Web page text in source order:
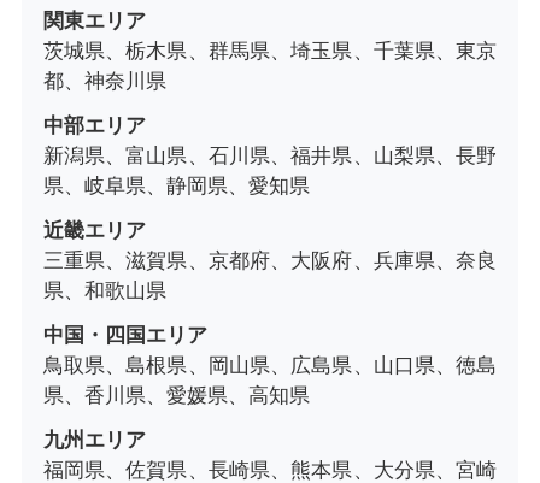
関東エリア
茨城県、栃木県、群馬県、埼玉県、千葉県、東京
都、神奈川県
中部エリア
新潟県、富山県、石川県、福井県、山梨県、長野
県、岐阜県、静岡県、愛知県
近畿エリア
三重県、滋賀県、京都府、大阪府、兵庫県、奈良
県、和歌山県
中国・四国エリア
鳥取県、島根県、岡山県、広島県、山口県、徳島
県、香川県、愛媛県、高知県
九州エリア
福岡県、佐賀県、長崎県、熊本県、大分県、宮崎